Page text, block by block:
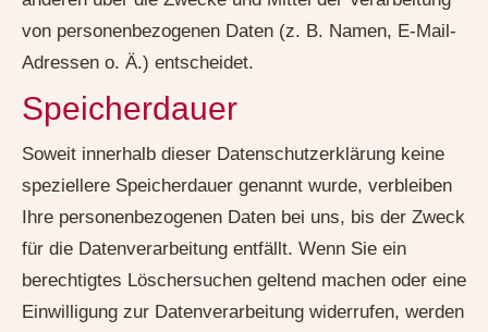
von personenbezogenen Daten (z. B. Namen, E-Mail-
Adressen o. Ä.) entscheidet.
Speicherdauer
Soweit innerhalb dieser Datenschutzerklärung keine
speziellere Speicherdauer genannt wurde, verbleiben
Ihre personenbezogenen Daten bei uns, bis der Zweck
für die Datenverarbeitung entfällt. Wenn Sie ein
berechtigtes Löschersuchen geltend machen oder eine
Einwilligung zur Datenverarbeitung widerrufen, werden